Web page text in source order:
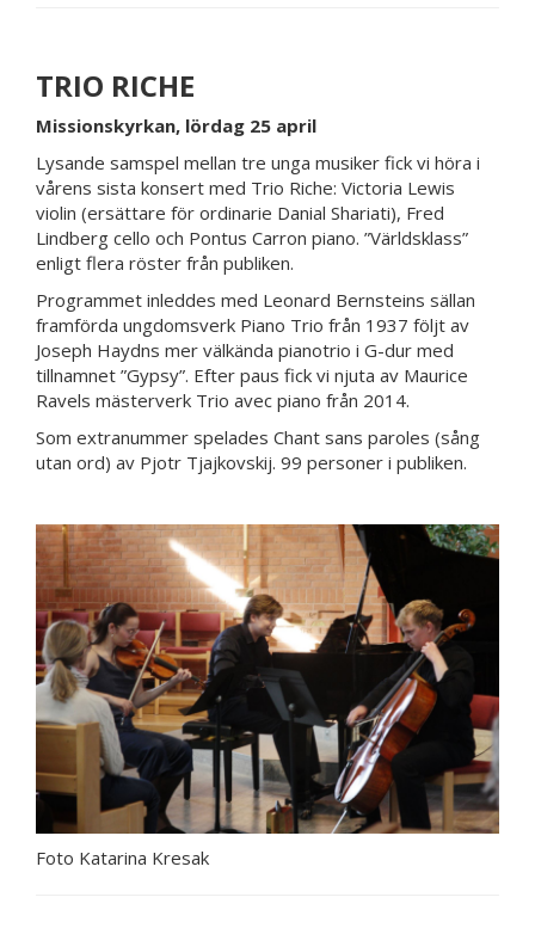
TRIO RICHE
Missionskyrkan, lördag 25 april
Lysande samspel mellan tre unga musiker fick vi höra i
vårens sista konsert med Trio Riche: Victoria Lewis
violin (ersättare för ordinarie Danial Shariati), Fred
Lindberg cello och Pontus Carron piano. ”Världsklass”
enligt flera röster från publiken.
Programmet inleddes med Leonard Bernsteins sällan
framförda ungdomsverk Piano Trio från 1937 följt av
Joseph Haydns mer välkända pianotrio i G-dur med
tillnamnet ”Gypsy”. Efter paus fick vi njuta av Maurice
Ravels mästerverk Trio avec piano från 2014.
Som extranummer spelades Chant sans paroles (sång
utan ord) av Pjotr Tjajkovskij. 99 personer i publiken.
Foto Katarina Kresak